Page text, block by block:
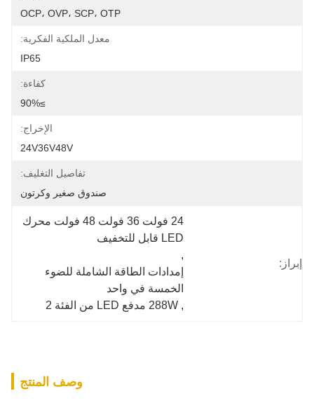
OCP، OVP، SCP، OTP
معدل الملكية الفكرية:
IP65
كفاءة:
≥90%
الإخراج:
24V36V48V
تفاصيل التغليف:
صندوق صغير وكرتون
إبراز:
LED قابل للتخفيف
,
الخمسة في واحد
, 288W مدفع LED من الفئة 2
وصف المنتج